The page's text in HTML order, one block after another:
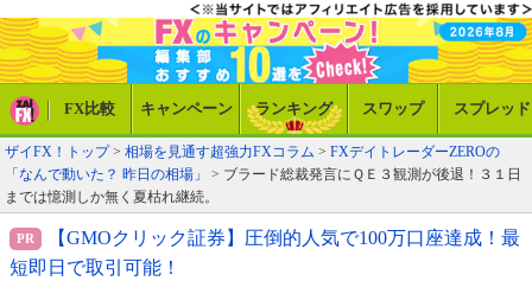
FX比較 キャンペーン ランキング スワップ スプレッド
ザイFX！トップ> 相場を見通す超強力FXコラム > FXデイトレーダーZEROの
「なんで動いた？ 昨日の相場」
> ブラード総裁発言にＱＥ３観測が後退！３１日
までは憶測しか無く夏枯れ継続。
【GMOクリック証券】圧倒的人気で100万口座達成！最
短即日で取引可能！